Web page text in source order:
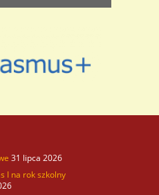
31 lipca 2026
I na rok szkolny